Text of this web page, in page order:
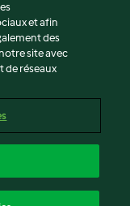
et afin
des
site avec
de réseaux